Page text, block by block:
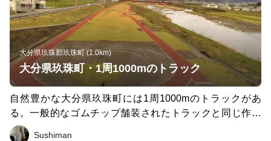
大分県玖珠郡玖珠町 (1.0km)
大分県玖珠町・1周1000mのトラック
自然豊かな大分県玖珠町には1周1000mのトラックがあ
る。一般的なゴムチップ舗装されたトラックと同じ作り
で、地元の人が朝からウォーキングやジョギングを楽しん
Sushiman